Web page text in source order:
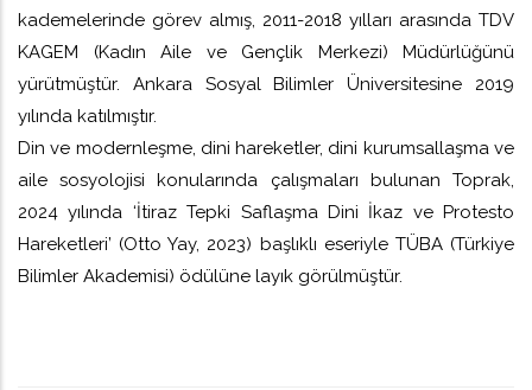
kademelerinde görev almış, 2011-2018 yılları arasında TDV
KAGEM (Kadın Aile ve Gençlik Merkezi) Müdürlüğünü
yürütmüştür. Ankara Sosyal Bilimler Üniversitesine 2019
yılında katılmıştır.
Din ve modernleşme, dini hareketler, dini kurumsallaşma ve
aile sosyolojisi konularında çalışmaları bulunan Toprak,
2024 yılında ‘İtiraz Tepki Saflaşma Dini İkaz ve Protesto
Hareketleri’ (Otto Yay, 2023) başlıklı eseriyle TÜBA (Türkiye
Bilimler Akademisi) ödülüne layık görülmüştür.